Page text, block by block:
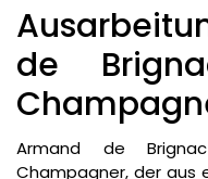
de
Armand de
Champagner, der aus